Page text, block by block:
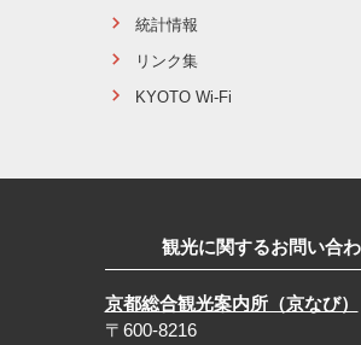
統計情報
リンク集
KYOTO Wi-Fi
観光に関するお問い合
京都総合観光案内所（京なび）
〒600-8216